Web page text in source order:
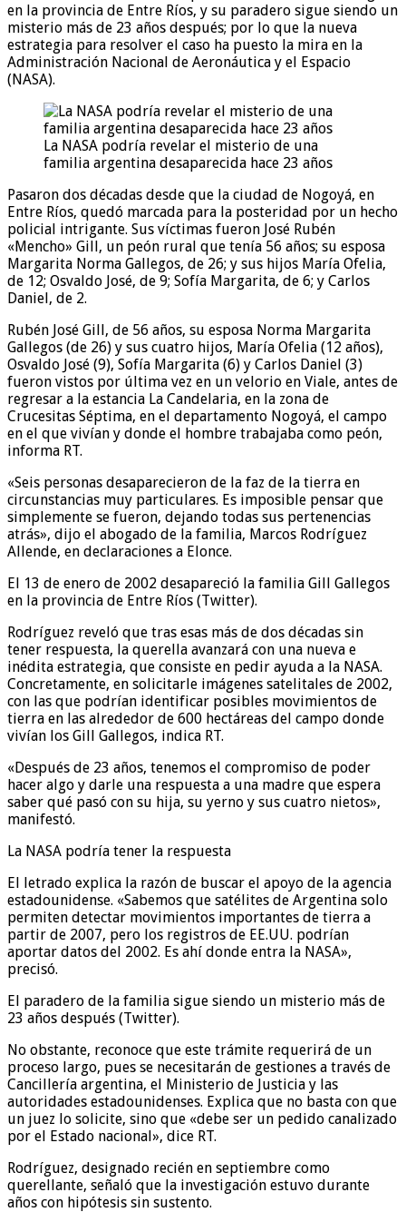
en la provincia de Entre Ríos, y su paradero sigue siendo un
misterio más de 23 años después; por lo que la nueva
estrategia para resolver el caso ha puesto la mira en la
Administración Nacional de Aeronáutica y el Espacio
(NASA).
La NASA podría revelar el misterio de una
familia argentina desaparecida hace 23 años
Pasaron dos décadas desde que la ciudad de Nogoyá, en
Entre Ríos, quedó marcada para la posteridad por un hecho
policial intrigante. Sus víctimas fueron José Rubén
«Mencho» Gill, un peón rural que tenía 56 años; su esposa
Margarita Norma Gallegos, de 26; y sus hijos María Ofelia,
de 12; Osvaldo José, de 9; Sofía Margarita, de 6; y Carlos
Daniel, de 2.
Rubén José Gill, de 56 años, su esposa Norma Margarita
Gallegos (de 26) y sus cuatro hijos, María Ofelia (12 años),
Osvaldo José (9), Sofía Margarita (6) y Carlos Daniel (3)
fueron vistos por última vez en un velorio en Viale, antes de
regresar a la estancia La Candelaria, en la zona de
Crucesitas Séptima, en el departamento Nogoyá, el campo
en el que vivían y donde el hombre trabajaba como peón,
informa RT.
«Seis personas desaparecieron de la faz de la tierra en
circunstancias muy particulares. Es imposible pensar que
simplemente se fueron, dejando todas sus pertenencias
atrás», dijo el abogado de la familia, Marcos Rodríguez
Allende, en declaraciones a Elonce.
El 13 de enero de 2002 desapareció la familia Gill Gallegos
en la provincia de Entre Ríos (Twitter).
Rodríguez reveló que tras esas más de dos décadas sin
tener respuesta, la querella avanzará con una nueva e
inédita estrategia, que consiste en pedir ayuda a la NASA.
Concretamente, en solicitarle imágenes satelitales de 2002,
con las que podrían identificar posibles movimientos de
tierra en las alrededor de 600 hectáreas del campo donde
vivían los Gill Gallegos, indica RT.
«Después de 23 años, tenemos el compromiso de poder
hacer algo y darle una respuesta a una madre que espera
saber qué pasó con su hija, su yerno y sus cuatro nietos»,
manifestó.
La NASA podría tener la respuesta
El letrado explica la razón de buscar el apoyo de la agencia
estadounidense. «Sabemos que satélites de Argentina solo
permiten detectar movimientos importantes de tierra a
partir de 2007, pero los registros de EE.UU. podrían
aportar datos del 2002. Es ahí donde entra la NASA»,
precisó.
El paradero de la familia sigue siendo un misterio más de
23 años después (Twitter).
No obstante, reconoce que este trámite requerirá de un
proceso largo, pues se necesitarán de gestiones a través de
Cancillería argentina, el Ministerio de Justicia y las
autoridades estadounidenses. Explica que no basta con que
un juez lo solicite, sino que «debe ser un pedido canalizado
por el Estado nacional», dice RT.
Rodríguez, designado recién en septiembre como
querellante, señaló que la investigación estuvo durante
años con hipótesis sin sustento.